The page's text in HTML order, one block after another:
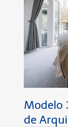
Modelo
de